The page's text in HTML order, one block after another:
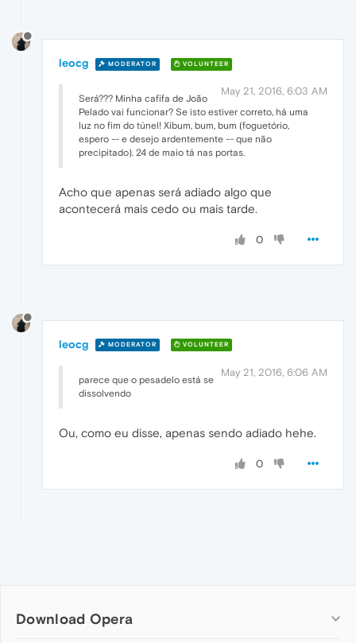
leocg MODERATOR VOLUNTEER
May 21, 2016, 6:03 AM
Será??? Minha cafifa de João
Pelado vai funcionar? Se isto estiver correto, há uma
luz no fim do túnel! Xibum, bum, bum (foguetório,
espero -- e desejo ardentemente -- que não
precipitado). 24 de maio tá nas portas.
Acho que apenas será adiado algo que
acontecerá mais cedo ou mais tarde.
0
leocg MODERATOR VOLUNTEER
May 21, 2016, 6:06 AM
parece que o pesadelo está se
dissolvendo
Ou, como eu disse, apenas sendo adiado hehe.
0
Download Opera